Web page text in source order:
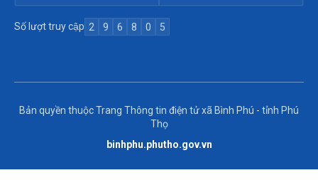
Số lượt truy cập 2 9 6 8 0 5
Bản quyền thuộc Trang Thông tin điện tử xã Bình Phú - tỉnh Phú
Thọ
binhphu.phutho.gov.vn